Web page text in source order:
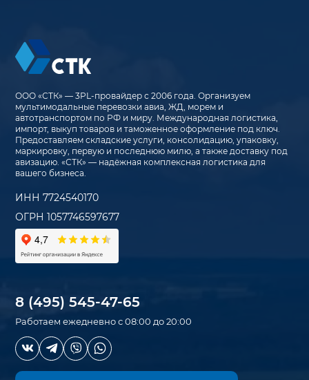
ООО «СТК» — 3PL-провайдер с 2006 года. Организуем
мультимодальные перевозки авиа, ЖД, морем и
автотранспортом по РФ и миру. Международная логистика,
импорт, выкуп товаров и таможенное оформление под ключ.
Предоставляем складские услуги, консолидацию, упаковку,
маркировку, первую и последнюю милю, а также доставку под
авизацию. «СТК» — надёжная комплексная логистика для
вашего бизнеса.
ИНН 7724540170
ОГРН 1057746597677
8 (495) 545-47-65
Работаем ежедневно с 08:00 до 20:00